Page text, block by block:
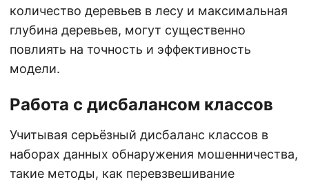
количество деревьев в лесу и максимальная
глубина деревьев, могут существенно
повлиять на точность и эффективность
модели.
Работа с дисбалансом классов
Учитывая серьёзный дисбаланс классов в
наборах данных обнаружения мошенничества,
такие методы, как перевзвешивание